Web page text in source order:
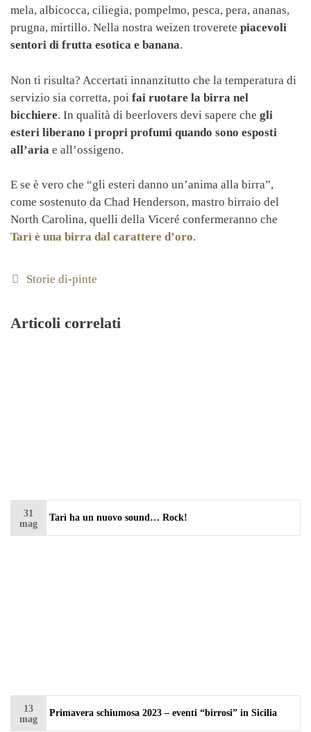
mela, albicocca, ciliegia, pompelmo, pesca, pera, ananas,
prugna, mirtillo. Nella nostra weizen troverete piacevoli
sentori di frutta esotica e banana.
Non ti risulta? Accertati innanzitutto che la temperatura di
servizio sia corretta, poi fai ruotare la birra nel
bicchiere. In qualità di beerlovers devi sapere che gli
esteri liberano i propri profumi quando sono esposti
all’aria e all’ossigeno.
E se è vero che “gli esteri danno un’anima alla birra”,
come sostenuto da Chad Henderson, mastro birraio del
North Carolina, quelli della Viceré confermeranno che
Tarì è una birra dal carattere d’oro.
Categorie
Storie di-pinte
Articoli correlati
Tarì ha un nuovo sound… Rock!
31
mag
Primavera schiumosa 2023 – eventi “birrosi” in Sicilia
13
mag